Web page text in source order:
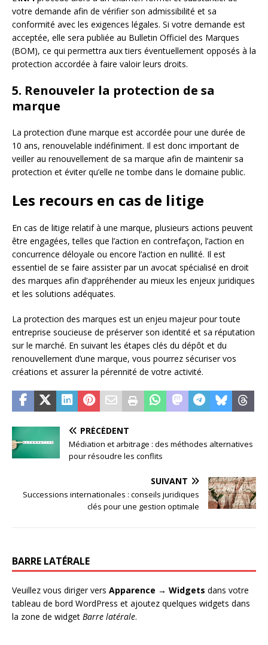
votre demande afin de vérifier son admissibilité et sa
conformité avec les exigences légales. Si votre demande est
acceptée, elle sera publiée au Bulletin Officiel des Marques
(BOM), ce qui permettra aux tiers éventuellement opposés à la
protection accordée à faire valoir leurs droits.
5. Renouveler la protection de sa
marque
La protection d’une marque est accordée pour une durée de
10 ans, renouvelable indéfiniment. Il est donc important de
veiller au renouvellement de sa marque afin de maintenir sa
protection et éviter qu’elle ne tombe dans le domaine public.
Les recours en cas de litige
En cas de litige relatif à une marque, plusieurs actions peuvent
être engagées, telles que l’action en contrefaçon, l’action en
concurrence déloyale ou encore l’action en nullité. Il est
essentiel de se faire assister par un avocat spécialisé en droit
des marques afin d’appréhender au mieux les enjeux juridiques
et les solutions adéquates.
La protection des marques est un enjeu majeur pour toute
entreprise soucieuse de préserver son identité et sa réputation
sur le marché. En suivant les étapes clés du dépôt et du
renouvellement d’une marque, vous pourrez sécuriser vos
créations et assurer la pérennité de votre activité.
PRÉCÉDENT
Médiation et arbitrage : des méthodes alternatives
pour résoudre les conflits
SUIVANT
Successions internationales : conseils juridiques
clés pour une gestion optimale
BARRE LATÉRALE
Veuillez vous diriger vers Apparence → Widgets dans votre
tableau de bord WordPress et ajoutez quelques widgets dans
la zone de widget Barre latérale.